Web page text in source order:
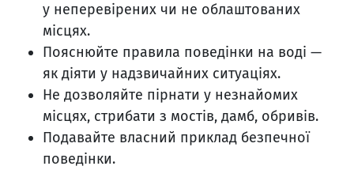
у неперевірених чи не облаштованих
місцях.
Пояснюйте правила поведінки на воді —
як діяти у надзвичайних ситуаціях.
Не дозволяйте пірнати у незнайомих
місцях, стрибати з мостів, дамб, обривів.
Подавайте власний приклад безпечної
поведінки.